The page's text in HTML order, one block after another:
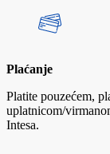
Plaćanje
Platite pouzećem,
uplatnicom/
Intesa.